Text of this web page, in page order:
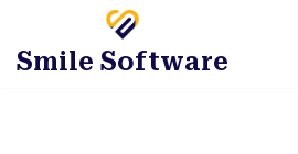
Smile Software